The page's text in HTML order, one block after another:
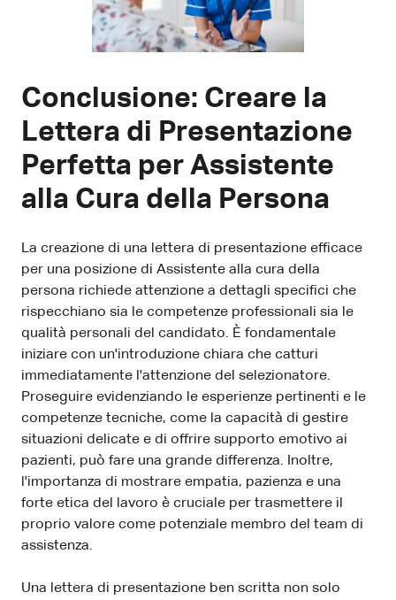
Conclusione: Creare la
Lettera di Presentazione
Perfetta per Assistente
alla Cura della Persona
La creazione di una lettera di presentazione efficace
per una posizione di Assistente alla cura della
persona richiede attenzione a dettagli specifici che
rispecchiano sia le competenze professionali sia le
qualità personali del candidato. È fondamentale
iniziare con un'introduzione chiara che catturi
immediatamente l'attenzione del selezionatore.
Proseguire evidenziando le esperienze pertinenti e le
competenze tecniche, come la capacità di gestire
situazioni delicate e di offrire supporto emotivo ai
pazienti, può fare una grande differenza. Inoltre,
l'importanza di mostrare empatia, pazienza e una
forte etica del lavoro è cruciale per trasmettere il
proprio valore come potenziale membro del team di
assistenza.
Una lettera di presentazione ben scritta non solo